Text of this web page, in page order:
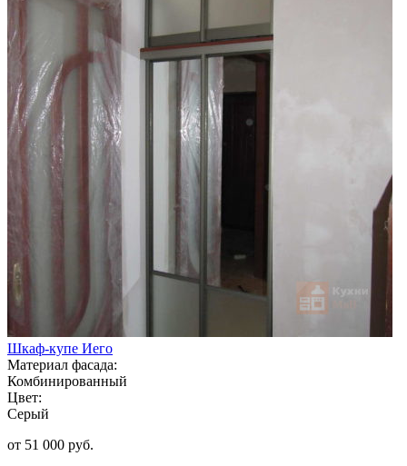
Шкаф-купе Иего
Материал фасада:
Комбинированный
Цвет:
Серый
от 51 000 руб.